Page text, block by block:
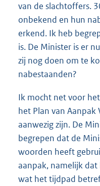
van de slachtoffers.
onbekend en hun
erkend. Ik heb
is. De Minister is er
zij nog doen om te
nabestaanden?
Ik mocht net voor
het Plan van Aanpak
aanwezig zijn. De
begrepen dat de
woorden heeft
aanpak, namelijk dat
wat het tijdpad